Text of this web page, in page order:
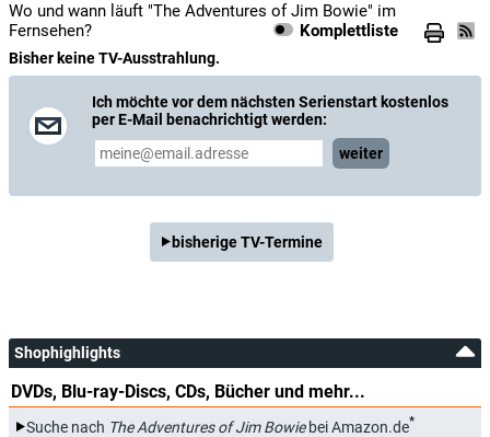
Wo und wann läuft "The Adventures of Jim Bowie" im
Fernsehen?
Komplettliste
Bisher keine TV-Ausstrahlung.
Ich möchte vor dem nächsten Serienstart kostenlos
per E-Mail benachrichtigt werden:
weiter
bisherige TV-Termine
Shophighlights
DVDs, Blu-ray-Discs, CDs, Bücher und mehr...
Suche nach The Adventures of Jim Bowiebei Amazon.de*